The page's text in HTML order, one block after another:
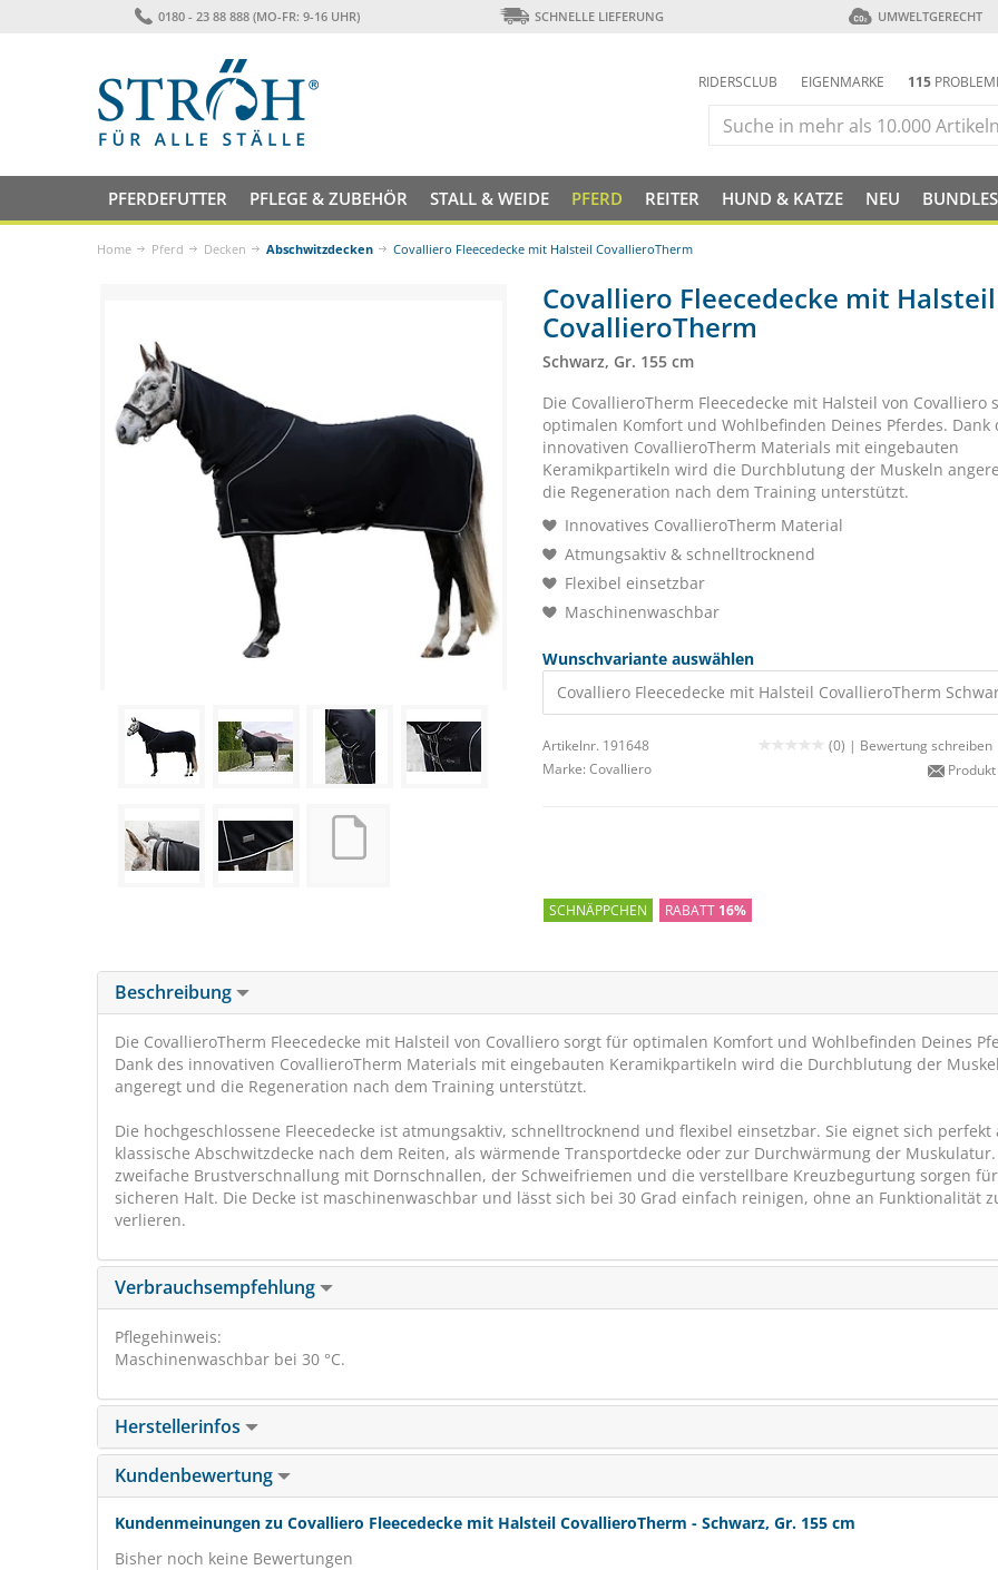
0180 - 23 88 888 (MO-FR: 9-16 UHR) SCHNELLE LIEFERUNG UMWELTGERECHT
RIDERSCLUB EIGENMARKE 115
PFERDEFUTTER PFLEGE & ZUBEHÖR STALL & WEIDE PFERD REITER HUND & KATZE NEU BUNDLES
Home Pferd Decken Abschwitzdecken Covalliero Fleecedecke mit Halsteil CovallieroTherm
Covalliero Fleecedecke mit Halsteil
CovallieroTherm
Schwarz, Gr. 155 cm
Die CovallieroTherm Fleecedecke mit Halsteil von Covalliero
optimalen Komfort und Wohlbefinden Deines Pferdes. Dank
innovativen CovallieroTherm Materials mit eingebauten
Keramikpartikeln wird die Durchblutung der Muskeln
die Regeneration nach dem Training unterstützt.
Innovatives CovallieroTherm Material
Atmungsaktiv & schnelltrocknend
Flexibel einsetzbar
Maschinenwaschbar
Wunschvariante auswählen
Covalliero Fleecedecke mit Halsteil CovallieroTherm
Artikelnr. 191648 (0) | Bewertung schreiben
Marke: Covalliero
SCHNÄPPCHEN RABATT 16%
Beschreibung
Die CovallieroTherm Fleecedecke mit Halsteil von Covalliero sorgt für optimalen Komfort und Wohlbefinden Deines
Dank des innovativen CovallieroTherm Materials mit eingebauten Keramikpartikeln wird die Durchblutung der
angeregt und die Regeneration nach dem Training unterstützt.
Die hochgeschlossene Fleecedecke ist atmungsaktiv, schnelltrocknend und flexibel einsetzbar. Sie eignet sich perfekt
klassische Abschwitzdecke nach dem Reiten, als wärmende Transportdecke oder zur Durchwärmung der Muskulatur.
zweifache Brustverschnallung mit Dornschnallen, der Schweifriemen und die verstellbare Kreuzbegurtung sorgen für
sicheren Halt. Die Decke ist maschinenwaschbar und lässt sich bei 30 Grad einfach reinigen, ohne an Funktionalität
verlieren.
Verbrauchsempfehlung
Pflegehinweis:
Maschinenwaschbar bei 30 °C.
Herstellerinfos
Kundenbewertung
Kundenmeinungen zu Covalliero Fleecedecke mit Halsteil CovallieroTherm - Schwarz, Gr. 155 cm
Bisher noch keine Bewertungen